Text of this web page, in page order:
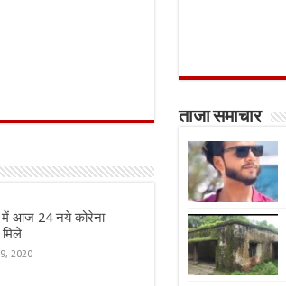
में आज 24 नये कोरेना
मिले
2020
ताजा समाचार